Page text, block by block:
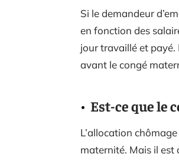
Si le demandeur
en fonction des
jour travaillé et payé.
avant le congé
Est-ce que le
L’allocation
maternité. Mais il est